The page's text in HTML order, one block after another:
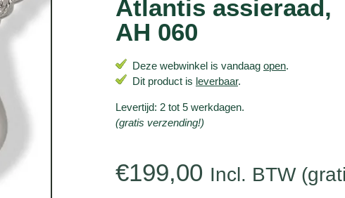
Atlantis assieraad,
AH 060
Deze webwinkel is vandaag open.
Dit product is leverbaar.
Levertijd: 2 tot 5 werkdagen.
(gratis verzending!)
€199,00 Incl. BTW